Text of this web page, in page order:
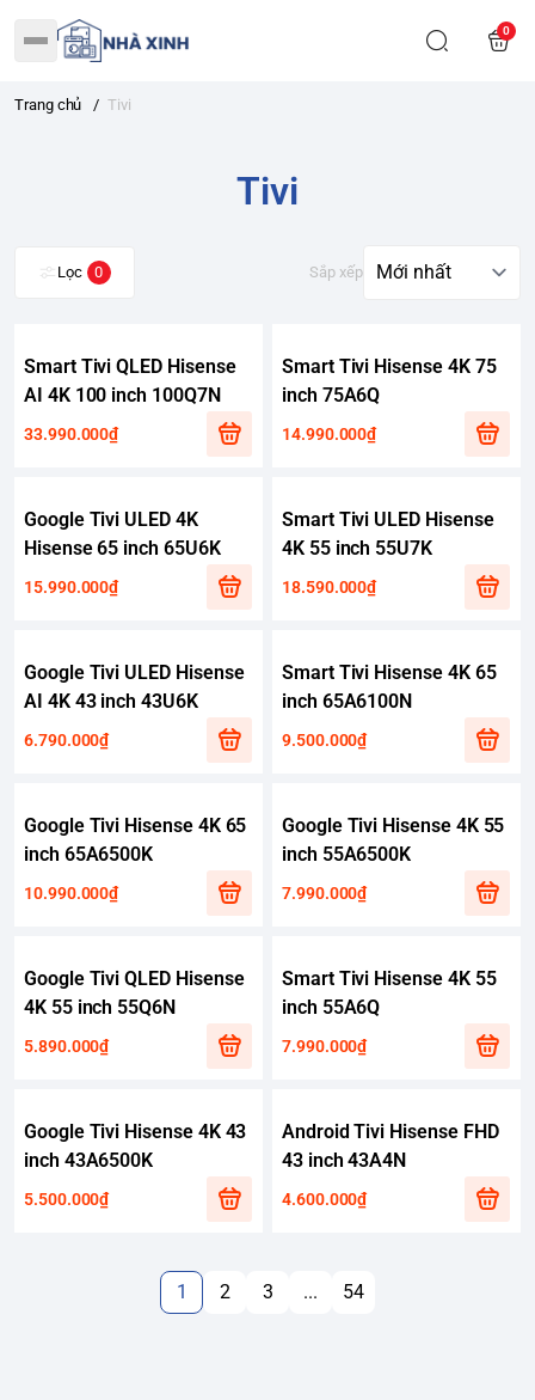
0
Trang chủ / Tivi
Tivi
Lọc 0 Sắp xếp
Smart Tivi QLED Hisense
AI 4K 100 inch 100Q7N
33.990.000₫
Smart Tivi Hisense 4K 75
inch 75A6Q
14.990.000₫
Google Tivi ULED 4K
Hisense 65 inch 65U6K
15.990.000₫
Smart Tivi ULED Hisense
4K 55 inch 55U7K
18.590.000₫
Google Tivi ULED Hisense
AI 4K 43 inch 43U6K
6.790.000₫
Smart Tivi Hisense 4K 65
inch 65A6100N
9.500.000₫
Google Tivi Hisense 4K 65
inch 65A6500K
10.990.000₫
Google Tivi Hisense 4K 55
inch 55A6500K
7.990.000₫
Google Tivi QLED Hisense
4K 55 inch 55Q6N
5.890.000₫
Smart Tivi Hisense 4K 55
inch 55A6Q
7.990.000₫
Google Tivi Hisense 4K 43
inch 43A6500K
5.500.000₫
Android Tivi Hisense FHD
43 inch 43A4N
4.600.000₫
1 2 3 ... 54